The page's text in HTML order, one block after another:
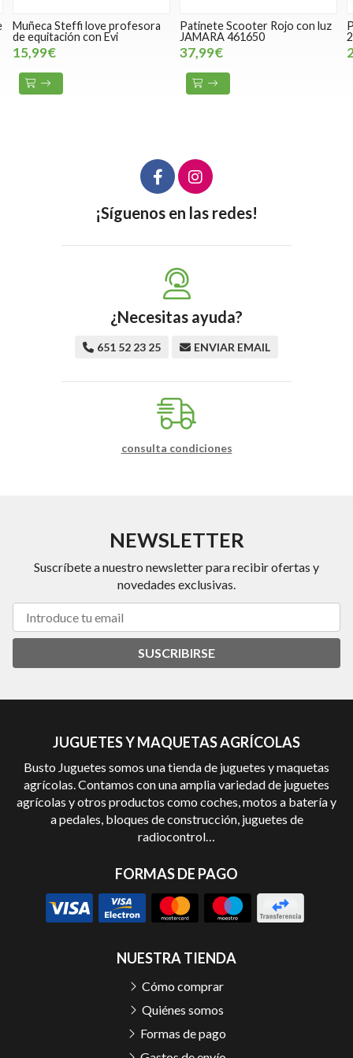
Muñeca Steffi love profesora
de equitación con Evi
15,99€
Patinete Scooter Rojo con luz
JAMARA 461650
37,99€
¡Síguenos en las redes!
¿Necesitas ayuda?
651 52 23 25 ENVIAR EMAIL
consulta condiciones
NEWSLETTER
Suscríbete a nuestro newsletter para recibir ofertas y
novedades exclusivas.
SUSCRIBIRSE
JUGUETES Y MAQUETAS AGRÍCOLAS
Busto Juguetes somos una tienda de juguetes y maquetas
agrícolas. Contamos con una amplia variedad de juguetes
agrícolas y otros productos como coches, motos a batería y
a pedales, bloques de construcción, juguetes de
radiocontrol…
FORMAS DE PAGO
NUESTRA TIENDA
Cómo comprar
Quiénes somos
Formas de pago